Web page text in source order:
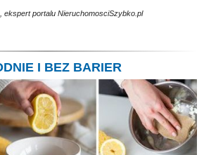
ekspert portalu NieruchomosciSzybko.pl
I BEZ BARIER